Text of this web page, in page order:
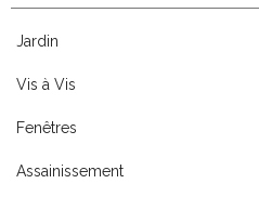
Jardin
Vis à Vis
Fenêtres
Assainissement